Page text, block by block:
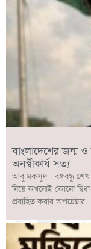
বাংলাদেশের জন্ম ও
অনস্বীকার্য সত্য
আবু মকসুদ বঙ্গবন্ধু শেখ
নিয়ে কখনোই কোনো
প্রবাহিত করার অপচেষ্টার